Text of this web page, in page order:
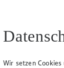
Wir setzen